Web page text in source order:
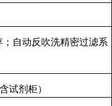
自动反吹洗精密过滤系
含试剂柜）